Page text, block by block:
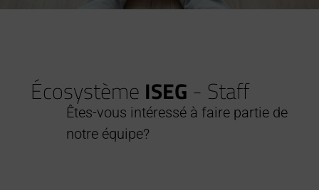
Écosystème ISEG - Staff
Êtes-vous intéresséà faire partiede
notre équipe?